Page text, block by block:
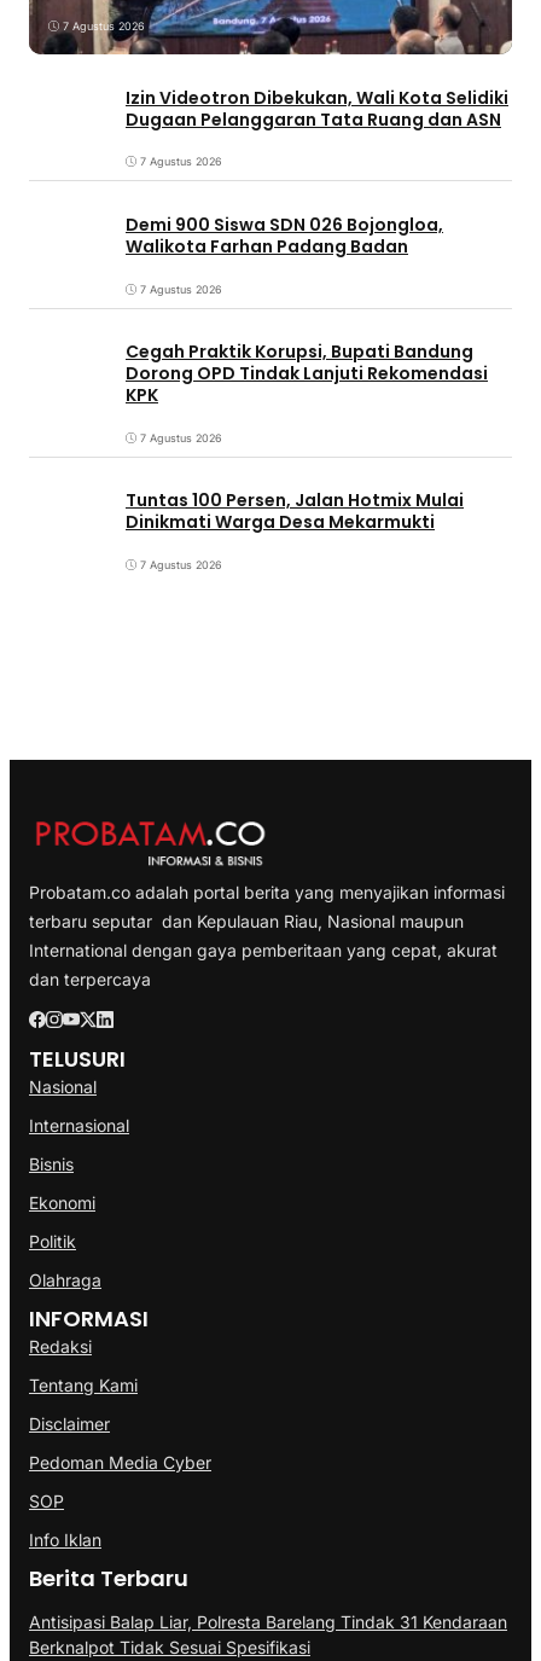
7 Agustus 2026
Izin Videotron Dibekukan, Wali Kota Selidiki
Dugaan Pelanggaran Tata Ruang dan ASN
7 Agustus 2026
Demi 900 Siswa SDN 026 Bojongloa,
Walikota Farhan Padang Badan
7 Agustus 2026
Cegah Praktik Korupsi, Bupati Bandung
Dorong OPD Tindak Lanjuti Rekomendasi
KPK
7 Agustus 2026
Tuntas 100 Persen, Jalan Hotmix Mulai
Dinikmati Warga Desa Mekarmukti
7 Agustus 2026
Probatam.co adalah portal berita yang menyajikan informasi
terbaru seputar dan Kepulauan Riau, Nasional maupun
International dengan gaya pemberitaan yang cepat, akurat
dan terpercaya
TELUSURI
Nasional
Internasional
Bisnis
Ekonomi
Politik
Olahraga
INFORMASI
Redaksi
Tentang Kami
Disclaimer
Pedoman Media Cyber
SOP
Info Iklan
Berita Terbaru
Antisipasi Balap Liar, Polresta Barelang Tindak 31 Kendaraan
Berknalpot Tidak Sesuai Spesifikasi